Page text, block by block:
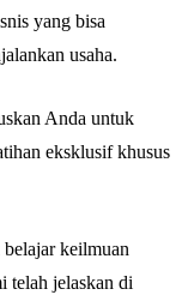
yang bisa
usaha.
Anda untuk
eksklusif khusus
keilmuan
telah jelaskan di